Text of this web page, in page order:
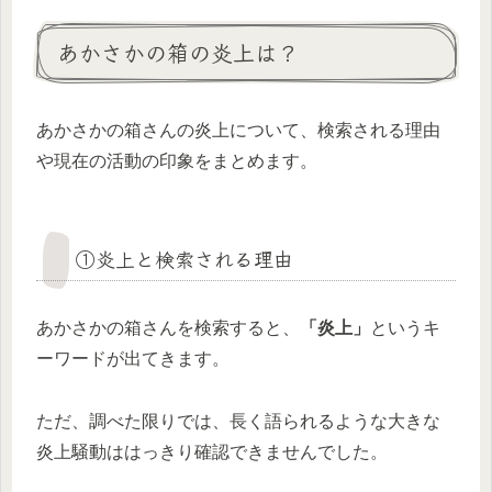
あかさかの箱の炎上は？
あかさかの箱さんの炎上について、検索される理由
や現在の活動の印象をまとめます。
①炎上と検索される理由
あかさかの箱さんを検索すると、 「炎上」
というキ
ーワードが出てきます。
ただ、調べた限りでは、長く語られるような大きな
炎上騒動ははっきり確認できませんでした。